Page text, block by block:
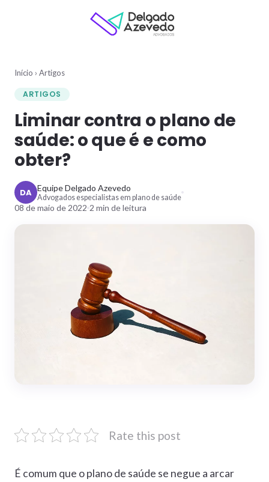
Início › Artigos
ARTIGOS
Liminar contra o plano de
saúde: o que é e como
obter?
DA Equipe Delgado Azevedo
Advogados especialistas em plano de saúde
08 de maio de 2022 2 min de leitura
Rate this post
É comum que o plano de saúde se negue a arcar